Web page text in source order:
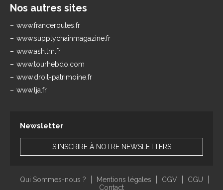
Nos autres sites
www.franceroutes.fr
www.supplychainmagazine.fr
www.ash.tm.fr
www.tourhebdo.com
www.droit-patrimoine.fr
www.lja.fr
Newsletter
S'INSCRIRE À NOTRE NEWSLETTERS
Qui Sommes-nous ? Mentions légales CGV
CGU
Contact